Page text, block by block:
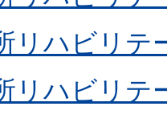
リハビリテ
リハビリテ